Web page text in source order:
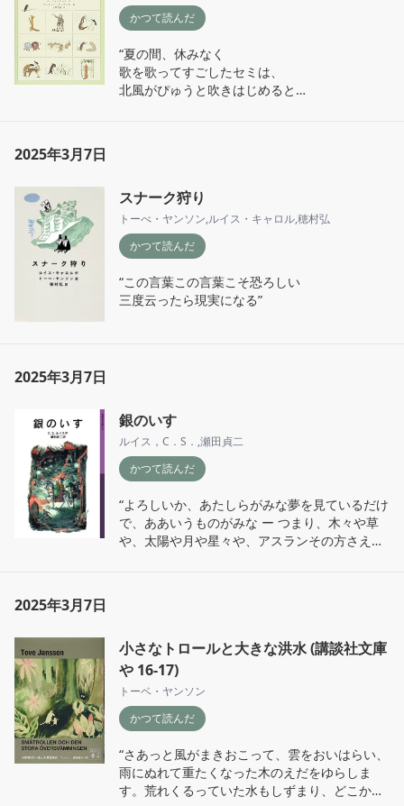
かつて読んだ
“夏の間、休みなく
歌を歌ってすごしたセミは、
北風がぴゅうと吹きはじめると
2025年3月7日
スナーク狩り
トーべ・ヤンソン,ルイス・キャロル,穂村弘
かつて読んだ
“この言葉この言葉こそ恐ろしい
三度云ったら現実になる”
2025年3月7日
銀のいす
ルイス，C．S． ,瀬田貞二
かつて読んだ
“よろしいか、あたしらがみな夢を見ているだけ
で、ああいうものがみな ー つまり、木々や草
や、太陽や月や星々や、アスランその方さえ、
も、はるかに大切なものに思えるということで
さ。あなたの王国のこんなまっくらな穴が、こ
の世でただ一つじっさいにある世界だ、という
ことになれば、やれやれ、あたしにはそれでは
まったくなさけない世界だと、やりきれなくて
2025年3月7日
小さなトロールと大きな洪水 (講談社文庫
や 16-17)
トーベ・ヤンソン
かつて読んだ
“さあっと風がまきおこって、雲をおいはらい、
雨にぬれて重たくなった木のえだをゆらしま
す。荒れくるっていた水もしずまり、どこかで